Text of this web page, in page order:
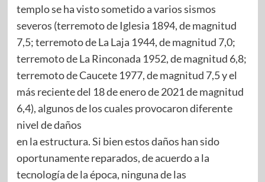
templo se ha visto sometido a varios sismos
severos (terremoto de Iglesia 1894, de magnitud
7,5; terremoto de La Laja 1944, de magnitud 7,0;
terremoto de La Rinconada 1952, de magnitud 6,8;
terremoto de Caucete 1977, de magnitud 7,5 y el
más reciente del 18 de enero de 2021 de magnitud
6,4), algunos de los cuales provocaron diferente
nivel de daños
en la estructura. Si bien estos daños han sido
oportunamente reparados, de acuerdo a la
tecnología de la época, ninguna de las